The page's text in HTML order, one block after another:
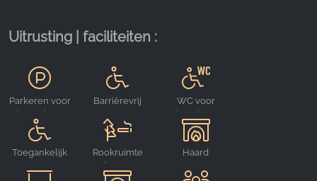
Uitrusting | faciliteiten :
Parkeren voor
bezoekers
Barrièrevrij
WC voor
Toegankelijk
Rookruimte
buiten
Haard
STATISTIEKEN
informatie. Deze informatie helpt ons te begrijpen
hoe onze bezoekers onze website gebruiken.
Google Analytics
Name:
_ga, _gid, _gac_gb_